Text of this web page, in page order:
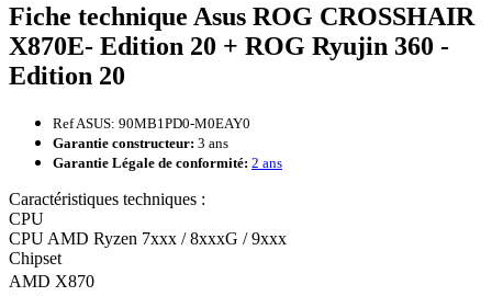
Fiche technique Asus ROG CROSSHAIR
X870E- Edition 20 + ROG Ryujin 360 -
Edition 20
Ref ASUS: 90MB1PD0-M0EAY0
Garantie constructeur: 3 ans
Garantie Légale de conformité: 2 ans
Caractéristiques techniques :
CPU
CPU AMD Ryzen 7xxx / 8xxxG / 9xxx
Chipset
AMD X870